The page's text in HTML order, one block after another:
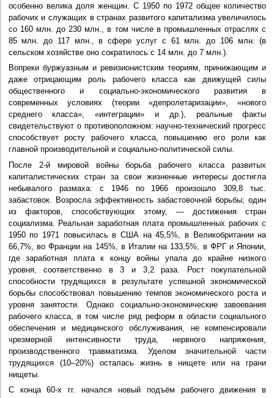
особенно велика доля женщин. С 1950 по 1972 общее количество
рабочих и служащих в странах развитого капитализма увеличилось
со 160 млн. до 230 млн., в том числе в промышленных отраслях с
85 млн. до 117 млн., в сфере услуг с 61 млн. до 106 млн. (в
сельском хозяйстве оно сократилось с 14 млн. до 7 млн.).
Вопреки буржуазным и ревизионистским теориям, принижающим и
даже отрицающим роль рабочего класса как движущей силы
общественного и социально-экономического развития в
современных условиях (теории «депролетаризации», «нового
среднего класса», «интеграции» и др.), реальные факты
свидетельствуют о противоположном: научно-технический прогресс
способствует росту рабочего класса, повышению его роли как
главной производительной и социально-политической силы.
После 2-й мировой войны борьба рабочего класса развитых
капиталистических стран за свои жизненные интересы достигла
небывалого размаха: с 1946 по 1966 произошло 309,8 тыс.
забастовок. Возросла эффективность забастовочной борьбы; один
из факторов, способствующих этому, — достижения стран
социализма. Реальная заработная плата промышленных рабочих с
1950 по 1971 повысилась в США на 45,5%, в Великобритании на
66,7%, во Франции на 145%, в Италии на 133,5%, в ФРГ и Японии,
где заработная плата к концу войны упала до крайне низкого
уровня, соответственно в 3 и 3,2 раза. Рост покупательной
способности трудящихся в результате успешной экономической
борьбы способствовал повышению темпов экономического роста и
уровня занятости. Однако социально-экономические завоевания
рабочего класса, в том числе ряд реформ в области социального
обеспечения и медицинского обслуживания, не компенсировали
чрезмерной интенсивности труда, нервного напряжения,
производственного травматизма. Уделом значительной части
трудящихся (10–20%) осталась жизнь в нищете или на грани
нищеты.
С конца 60-х гг. начался новый подъём рабочего движения в